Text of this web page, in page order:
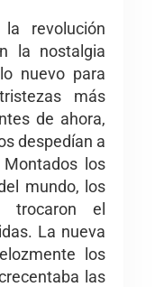
revolución
la nostalgia
nuevo para
más
de ahora,
despedían a
los
mundo, los
trocaron el
La nueva
los
las